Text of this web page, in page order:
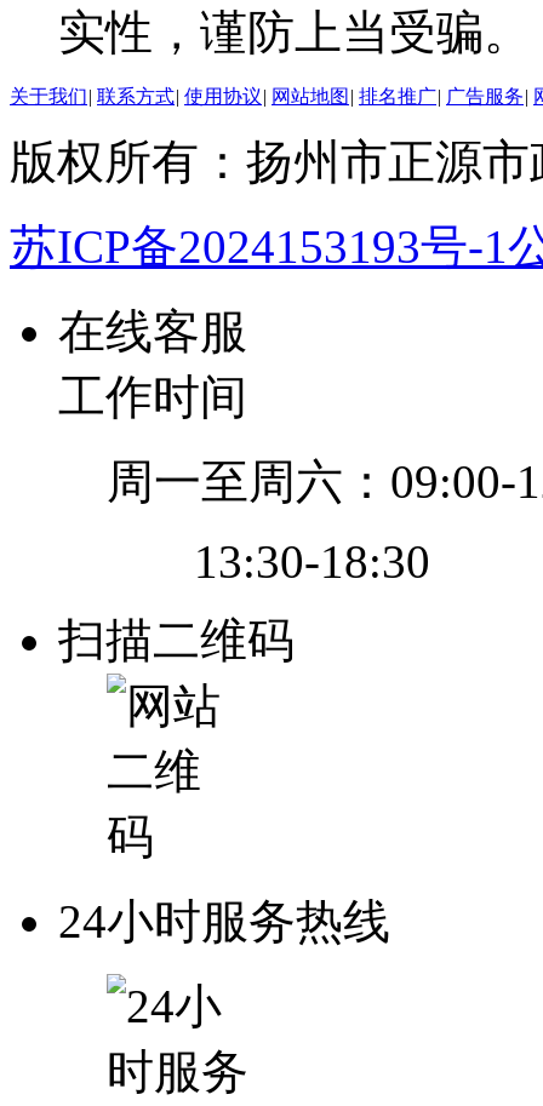
实性，谨防上当受骗。
关于我们| 联系方式| 使用协议| 网站地图 | 排名推广| 广告服务|
版权所有：扬州市正源
苏ICP备2024153193号-1
在线客服
工作时间
周一至周六：09:00-
13:30-18:30
扫描二维码
24小时服务热线